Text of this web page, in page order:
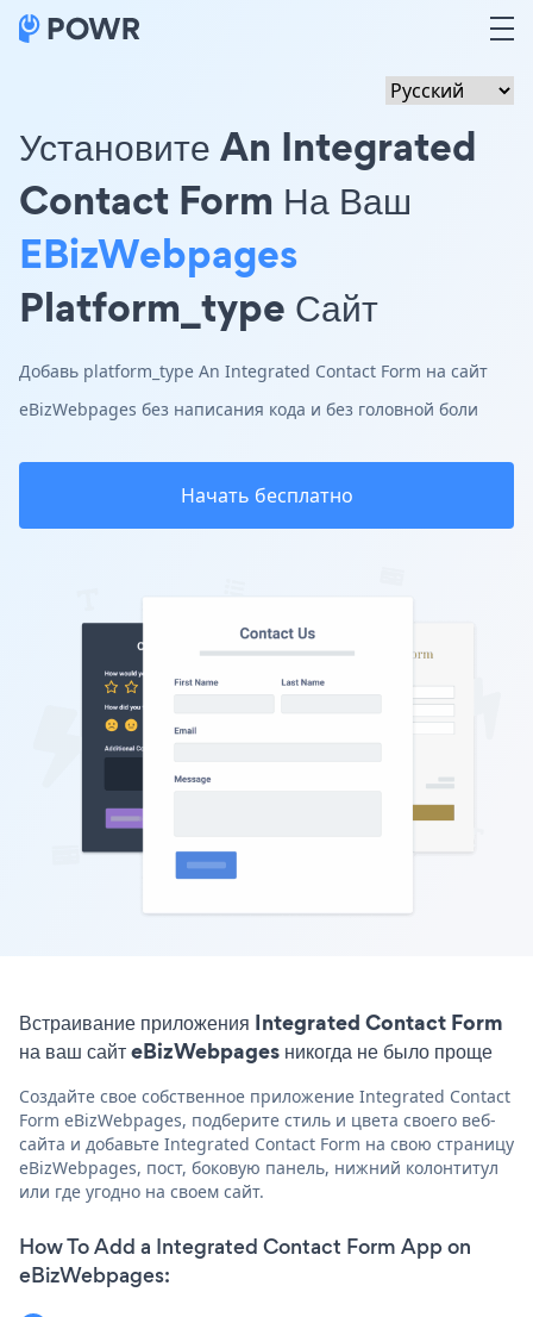
Установите An Integrated
Contact Form На Ваш
EBizWebpages
Platform_type Сайт
Добавь platform_type An Integrated Contact Form на сайт
eBizWebpages без написания кода и без головной боли
Начать бесплатно
Встраивание приложения Integrated Contact Form
на ваш сайт eBizWebpages никогда не было проще
Создайте свое собственное приложение Integrated Contact
Form eBizWebpages, подберите стиль и цвета своего веб-
сайта и добавьте Integrated Contact Form на свою страницу
eBizWebpages, пост, боковую панель, нижний колонтитул
или где угодно на своем сайт.
How To Add a Integrated Contact Form App on
eBizWebpages: